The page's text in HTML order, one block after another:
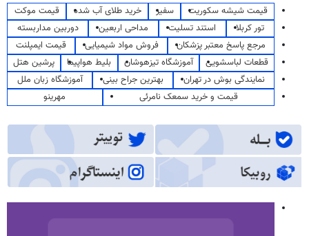
قیمت شیشه سکوریت سفیر خرید طلای آب شده
قیمت موکت
تور کربلا
استند تسلیت مداحی اربعین
دوربین مداربسته
مرجع پاسخ معتبر پزشکان
فروش مواد شیمیایی
قیمت ایمپلنت
قطعات لباسشویی
آموزشگاه تیزهوشان بلیط هواپیما
پرشین هتل
نمایندگی بوش در تهران
بهترین جراح بینی
آموزشگاه زبان ملل
قیمت و خرید سمعک نامرئی
مهرینو